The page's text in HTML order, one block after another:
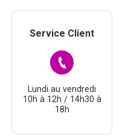
Service Client
Lundi au vendredi
10h à 12h / 14h30 à
18h